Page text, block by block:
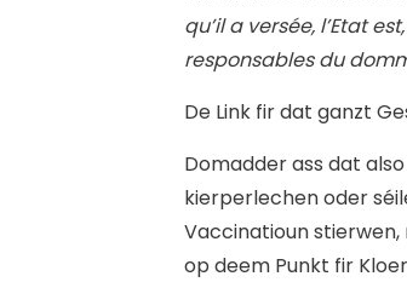
qu’il a versée, l’Etat
responsables du
De Link fir dat ganzt
Domadder ass dat
kierperlechen oder
Vaccinatioun
op deem Punkt fir